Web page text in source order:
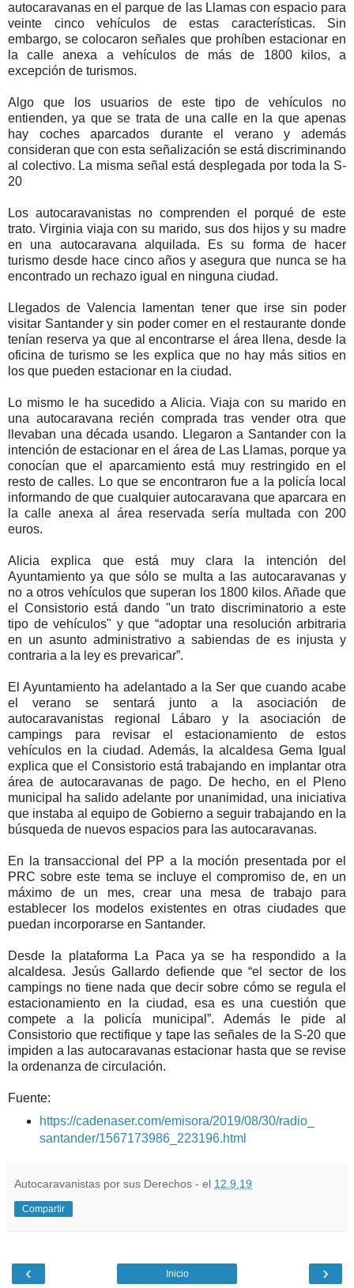
autocaravanas en el parque de las Llamas con espacio para
veinte cinco vehículos de estas características. Sin
embargo, se colocaron señales que prohíben estacionar en
la calle anexa a vehículos de más de 1800 kilos, a
excepción de turismos.
Algo que los usuarios de este tipo de vehículos no
entienden, ya que se trata de una calle en la que apenas
hay coches aparcados durante el verano y además
consideran que con esta señalización se está discriminando
al colectivo. La misma señal está desplegada por toda la S-
20
Los autocaravanistas no comprenden el porqué de este
trato. Virginia viaja con su marido, sus dos hijos y su madre
en una autocaravana alquilada. Es su forma de hacer
turismo desde hace cinco años y asegura que nunca se ha
encontrado un rechazo igual en ninguna ciudad.
Llegados de Valencia lamentan tener que irse sin poder
visitar Santander y sin poder comer en el restaurante donde
tenían reserva ya que al encontrarse el área llena, desde la
oficina de turismo se les explica que no hay más sitios en
los que pueden estacionar en la ciudad.
Lo mismo le ha sucedido a Alicia. Viaja con su marido en
una autocaravana recién comprada tras vender otra que
llevaban una década usando. Llegaron a Santander con la
intención de estacionar en el área de Las Llamas, porque ya
conocían que el aparcamiento está muy restringido en el
resto de calles. Lo que se encontraron fue a la policía local
informando de que cualquier autocaravana que aparcara en
la calle anexa al área reservada sería multada con 200
euros.
Alicia explica que está muy clara la intención del
Ayuntamiento ya que sólo se multa a las autocaravanas y
no a otros vehículos que superan los 1800 kilos. Añade que
el Consistorio está dando "un trato discriminatorio a este
tipo de vehículos" y que “adoptar una resolución arbitraria
en un asunto administrativo a sabiendas de es injusta y
contraria a la ley es prevaricar”.
El Ayuntamiento ha adelantado a la Ser que cuando acabe
el verano se sentará junto a la asociación de
autocaravanistas regional Lábaro y la asociación de
campings para revisar el estacionamiento de estos
vehículos en la ciudad. Además, la alcaldesa Gema Igual
explica que el Consistorio está trabajando en implantar otra
área de autocaravanas de pago. De hecho, en el Pleno
municipal ha salido adelante por unanimidad, una iniciativa
que instaba al equipo de Gobierno a seguir trabajando en la
búsqueda de nuevos espacios para las autocaravanas.
En la transaccional del PP a la moción presentada por el
PRC sobre este tema se incluye el compromiso de, en un
máximo de un mes, crear una mesa de trabajo para
establecer los modelos existentes en otras ciudades que
puedan incorporarse en Santander.
Desde la plataforma La Paca ya se ha respondido a la
alcaldesa. Jesús Gallardo defiende que “el sector de los
campings no tiene nada que decir sobre cómo se regula el
estacionamiento en la ciudad, esa es una cuestión que
compete a la policía municipal”. Además le pide al
Consistorio que rectifique y tape las señales de la S-20 que
impiden a las autocaravanas estacionar hasta que se revise
la ordenanza de circulación.
Fuente:
https://cadenaser.com/emisora/2019/08/30/radio_
santander/1567173986_223196.html
Autocaravanistas por sus Derechos - el 12.9.19
Compartir
‹ ›
Inicio